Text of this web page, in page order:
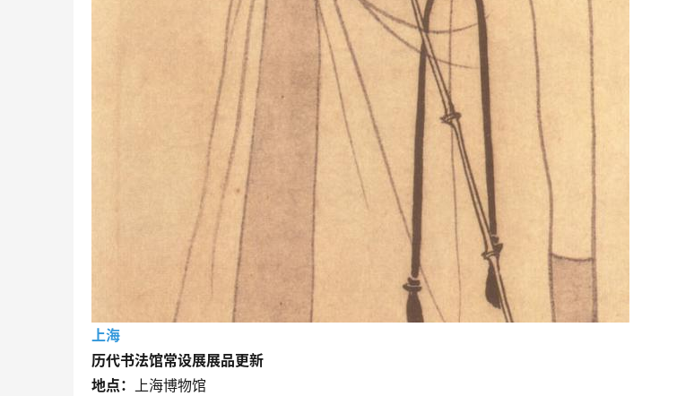
上海
历代书法馆常设展展品更新
地点： 上海博物馆